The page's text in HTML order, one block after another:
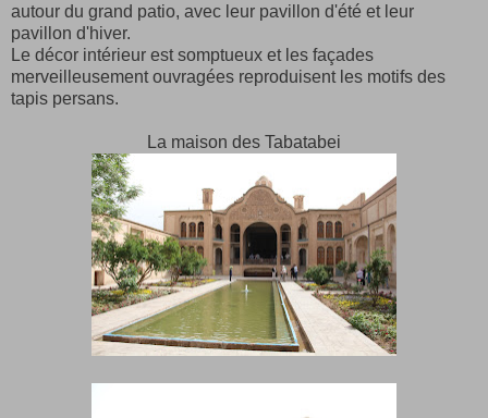
autour du grand patio, avec leur pavillon d'été et leur
pavillon d'hiver.
Le décor intérieur est somptueux et les façades
merveilleusement ouvragées reproduisent les motifs des
tapis persans.
La maison des Tabatabei